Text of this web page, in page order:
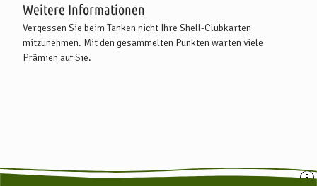
Mit öffentlichen Verkehrsmitteln:
Es gibt zahlreich Busverbindungen aus Bremen, Tostedt,
Bremervörde und Rotenburg (Wümme), die nach Zeven führen.
Weitere Infos unter: www.vbn.de
Weitere Informationen
Vergessen Sie beim Tanken nicht Ihre Shell-Clubkarten
mitzunehmen. Mit den gesammelten Punkten warten viele
Prämien auf Sie.